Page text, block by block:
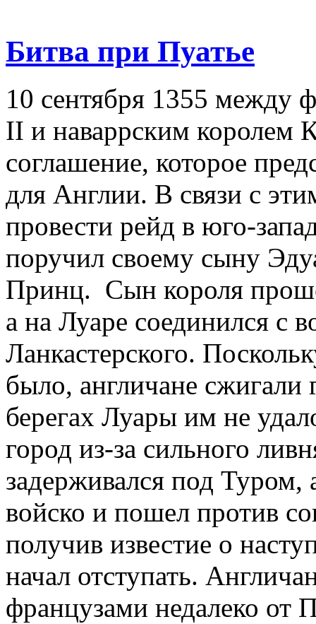
Битва при Пуатье
10 сентября 1355 между
II и наваррским королем
соглашение, которое
для Англии. В связи с
провести рейд в юго-
поручил своему сыну
Принц. Сын короля
а на Луаре соединился с
Ланкастерского.
было, англичане
берегах Луары им не
город из-за сильного
задерживался под
войско и пошел против
получив известие о
начал отступать.
французами недалеко от